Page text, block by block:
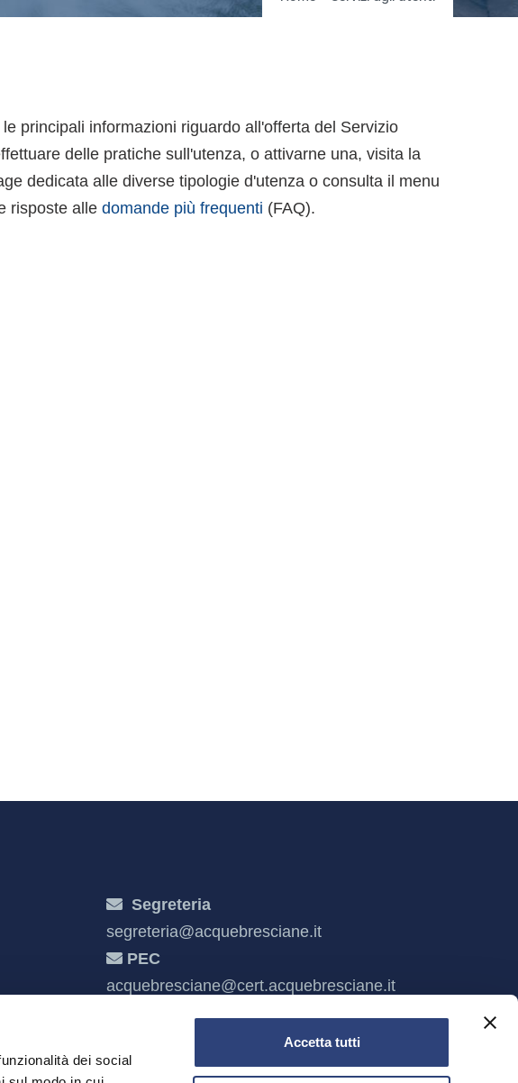
dei social
Accetta tutti
principali informazioni riguardo all'offerta del Servizio
delle pratiche sull'utenza, o attivarne una, visita la
dedicata alle diverse tipologie d'utenza o consulta il menu
risposte alle domande più frequenti (FAQ).
Segreteria
segreteria@acquebresciane.it
PEC
acquebresciane@cert.acquebresciane.it